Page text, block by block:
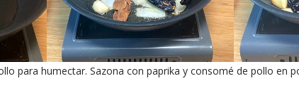
para humectar. Sazona con paprika y consomé de pollo en